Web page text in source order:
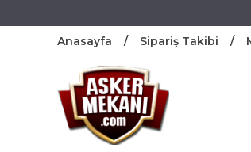
Anasayfa Sipariş Takibi